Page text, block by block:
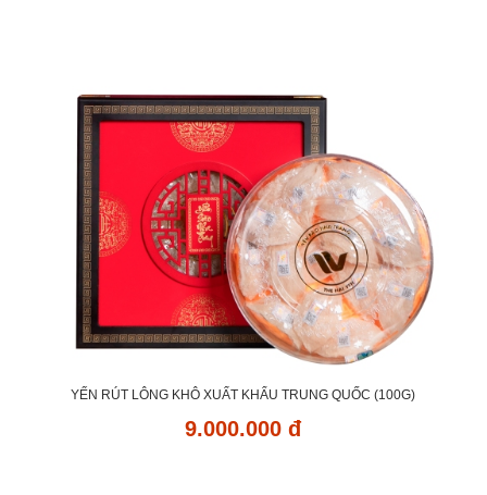
YẾN RÚT LÔNG KHÔ XUẤT KHẨU TRUNG QUỐC (100G)
9.000.000 đ